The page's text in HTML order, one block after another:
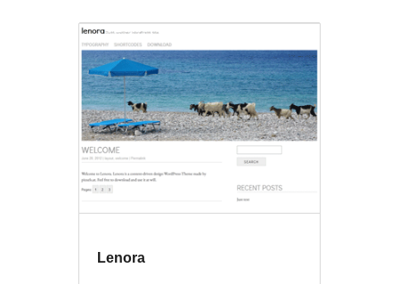
Lenora